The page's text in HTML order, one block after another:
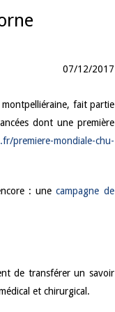
07/12/2017
fait partie
dont une première
premiere-mondiale-chu-
: unecampagne de
de transférer un savoir
et chirurgical.